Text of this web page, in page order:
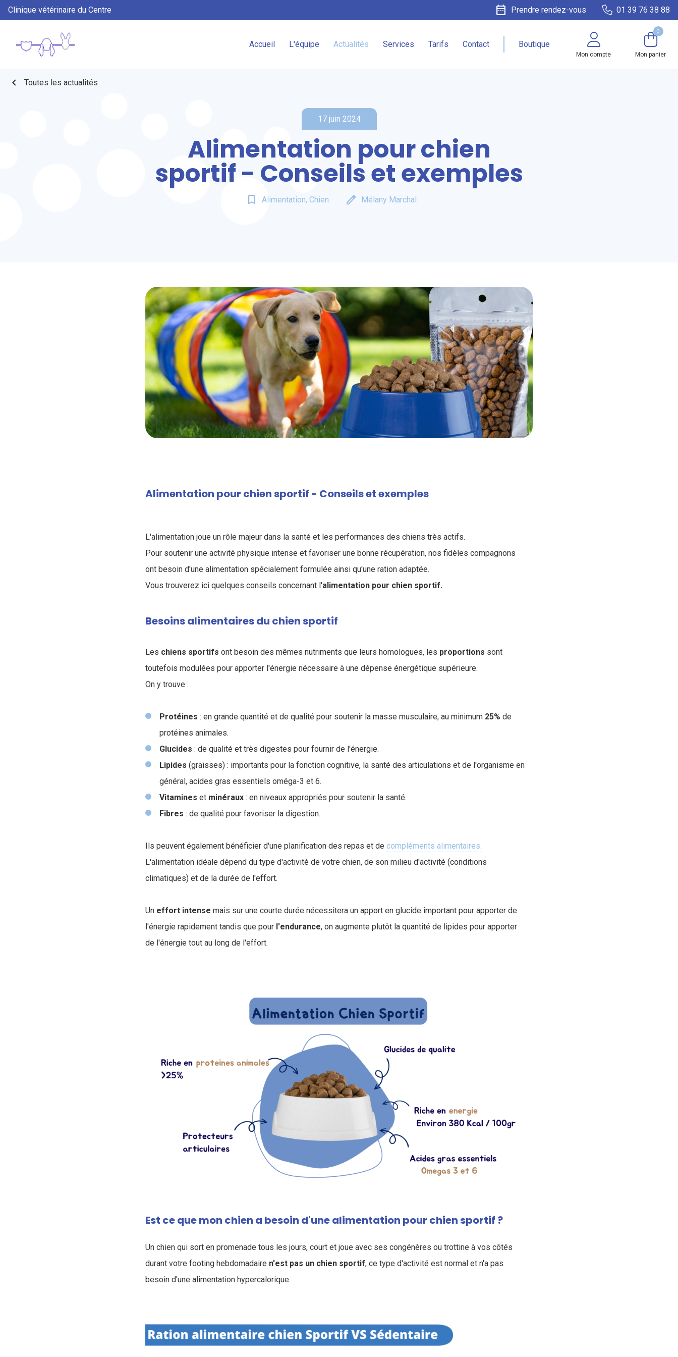
Clinique vétérinaire du Centre date_range Prendre rendez-vous 01 39 76 38 88
Accueil L'équipe Actualités Services Tarifs Contact Boutique
Mon compte
0
Mon panier
chevron_left Toutes les actualités
17 juin 2024
Alimentation pour chien
sportif - Conseils et exemples
bookmark_border Alimentation, Chien edit Mélany Marchal
Alimentation pour chien sportif - Conseils et exemples
L'alimentation joue un rôle majeur dans la santé et les performances des chiens très actifs.
Pour soutenir une activité physique intense et favoriser une bonne récupération, nos fidèles compagnons
ont besoin d'une alimentation spécialement formulée ainsi qu'une ration adaptée.
Vous trouverez ici quelques conseils concernant l'alimentation pour chien sportif.
Besoins alimentaires du chien sportif
Les chiens sportifs ont besoin des mêmes nutriments que leurs homologues, les proportions sont
toutefois modulées pour apporter l'énergie nécessaire à une dépense énergétique supérieure.
On y trouve :
Protéines : en grande quantité et de qualité pour soutenir la masse musculaire, au minimum 25% de
protéines animales.
Glucides : de qualité et très digestes pour fournir de l'énergie.
Lipides (graisses) : importants pour la fonction cognitive, la santé des articulations et de l'organisme en
général, acides gras essentiels oméga-3 et 6.
Vitamines et minéraux : en niveaux appropriés pour soutenir la santé.
Fibres : de qualité pour favoriser la digestion.
Ils peuvent également bénéficier d'une planification des repas et de compléments alimentaires.
L'alimentation idéale dépend du type d'activité de votre chien, de son milieu d'activité (conditions
climatiques) et de la durée de l'effort.
Un effort intense mais sur une courte durée nécessitera un apport en glucide important pour apporter de
l'énergie rapidement tandis que pour l'endurance, on augmente plutôt la quantité de lipides pour apporter
de l'énergie tout au long de l'effort.
Est ce que mon chien a besoin d'une alimentation pour chien sportif ?
Un chien qui sort en promenade tous les jours, court et joue avec ses congénères ou trottine à vos côtés
durant votre footing hebdomadaire n'est pas un chien sportif, ce type d'activité est normal et n'a pas
besoin d'une alimentation hypercalorique.